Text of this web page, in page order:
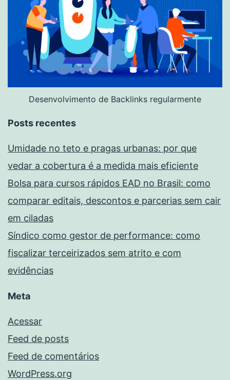
Desenvolvimento de Backlinks regularmente
Posts recentes
Umidade no teto e pragas urbanas: por que
vedar a cobertura é a medida mais eficiente
Bolsa para cursos rápidos EAD no Brasil: como
comparar editais, descontos e parcerias sem cair
em ciladas
Síndico como gestor de performance: como
fiscalizar terceirizados sem atrito e com
evidências
Meta
Acessar
Feed de posts
Feed de comentários
WordPress.org